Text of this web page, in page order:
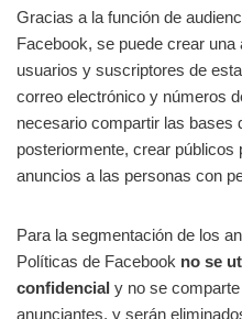
Gracias a la función de
Facebook, se puede crear
usuarios y suscriptores de
correo electrónico y números
necesario compartir las bases
posteriormente, crear públicos
anuncios a las personas con
Para la segmentación de los
Políticas de Facebook no se
confidencial y no se
anunciantes, y serán